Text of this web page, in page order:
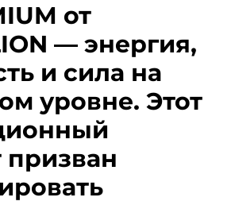
от
— энергия,
и сила на
уровне. Этот
призван